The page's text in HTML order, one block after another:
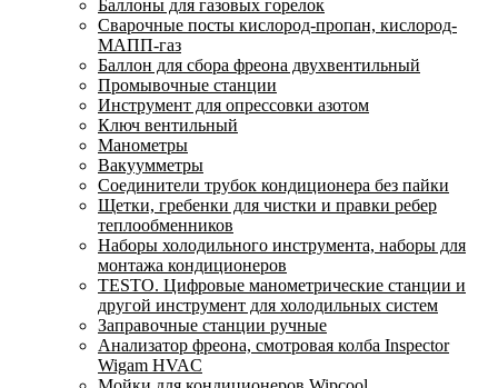
Баллоны для газовых горелок
Сварочные посты кислород-пропан, кислород-
МАПП-газ
Баллон для сбора фреона двухвентильный
Промывочные станции
Инструмент для опрессовки азотом
Ключ вентильный
Манометры
Вакуумметры
Соединители трубок кондиционера без пайки
Щетки, гребенки для чистки и правки ребер
теплообменников
Наборы холодильного инструмента, наборы для
монтажа кондиционеров
TESTO. Цифровые манометрические станции и
другой инструмент для холодильных систем
Заправочные станции ручные
Анализатор фреона, смотровая колба Inspector
Wigam HVAC